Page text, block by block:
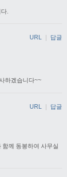
.
하겠습니다~~
URL 답글
께 동봉하여 사무실
URL 답글